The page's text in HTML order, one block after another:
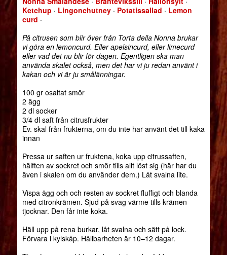
Ketchup · Lingonchutney· Potatissallad · Lemon
curd ·
På citrusen som blir över från Torta della Nonna brukar
vi göra en lemoncurd. Eller apelsincurd, eller limecurd
eller vad det nu blir för dagen. Egentligen ska man
använda skalet också, men det har vi ju redan använt i
kakan och vi är ju smålänningar.
100 gr osaltat smör
2 ägg
2 dl socker
3/4 dl saft från citrusfrukter
Ev. skal från frukterna, om du inte har använt det till kaka
innan
Pressa ur saften ur fruktena, koka upp citrussaften,
hälften av sockret och smör tills allt löst sig (här har du
även i skalen om du använder dem.) Låt svalna lite.
Vispa ägg och och resten av sockret fluffigt och blanda
med citronkrämen. Sjud på svag värme tills krämen
tjocknar. Den får inte koka.
Häll upp på rena burkar, låt svalna och sätt på lock.
Förvara i kylskåp. Hållbarheten är 10–12 dagar.